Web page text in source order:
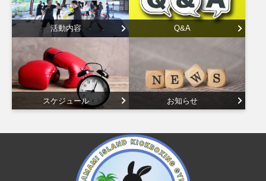
活動内容 Q&A
スケジュール お知らせ